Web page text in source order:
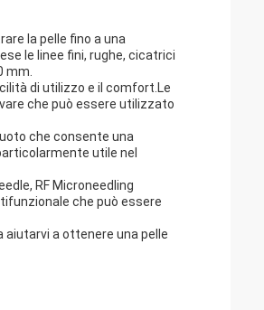
la pelle fino a una
le linee fini, rughe, cicatrici
mm.
di utilizzo e il comfort.Le
che può essere utilizzato
che consente una
utile nel
RF Microneedling
che può essere
aiutarvi a ottenere una pelle